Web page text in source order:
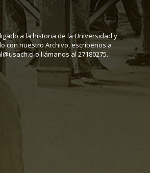
a la historia de la Universidad y
con nuestro Archivo, escríbenos a
o llámanos al 27180275.